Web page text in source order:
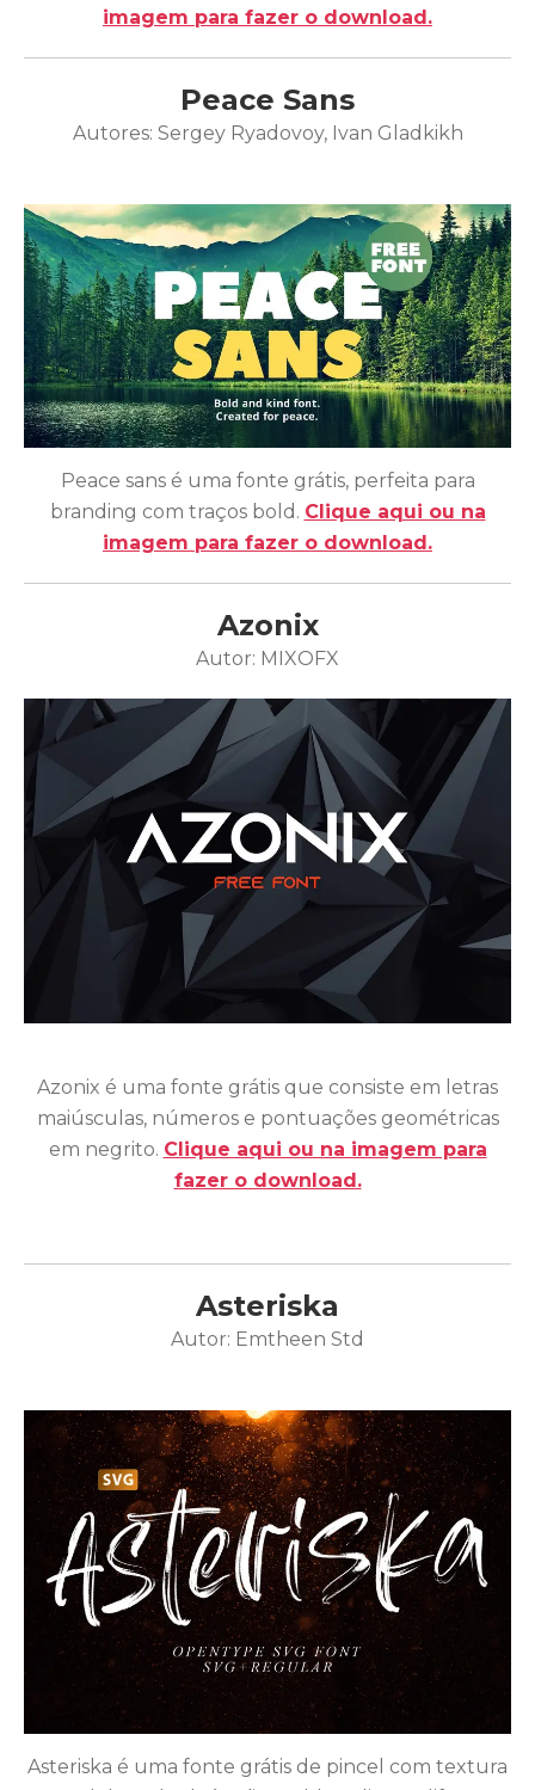
imagem para fazer o download.
Peace Sans
Autores: Sergey Ryadovoy, Ivan Gladkikh
Peace sans é uma fonte grátis, perfeita para
branding com traços bold. Clique aqui ou na
imagem para fazer o download.
Azonix
Autor: MIXOFX
Azonix é uma fonte grátis que consiste em letras
maiúsculas, números e pontuações geométricas
em negrito. Clique aqui ou na imagem para
fazer o download.
Asteriska
Autor: Emtheen Std
Asteriska é uma fonte grátis de pincel com textura